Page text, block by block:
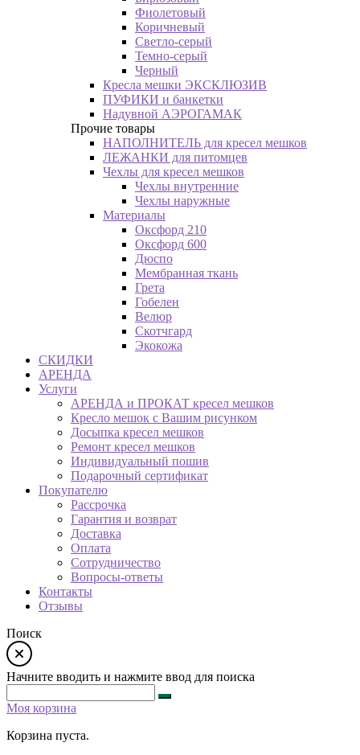
Фиолетовый
Коричневый
Светло-серый
Темно-серый
Черный
Кресла мешки ЭКСКЛЮЗИВ
ПУФИКИ и банкетки
Надувной АЭРОГАМАК
Прочие товары
НАПОЛНИТЕЛЬ для кресел мешков
ЛЕЖАНКИ для питомцев
Чехлы для кресел мешков
Чехлы внутренние
Чехлы наружные
Материалы
Оксфорд 210
Оксфорд 600
Дюспо
Мембранная ткань
Грета
Гобелен
Велюр
Скотчгард
Экокожа
СКИДКИ
АРЕНДА
Услуги
АРЕНДА и ПРОКАТ кресел мешков
Кресло мешок с Вашим рисунком
Досыпка кресел мешков
Ремонт кресел мешков
Индивидуальный пошив
Подарочный сертификат
Покупателю
Рассрочка
Гарантия и возврат
Доставка
Оплата
Сотрудничество
Вопросы-ответы
Контакты
Отзывы
Поиск
Начните вводить и нажмите ввод для поиска
Моя корзина
Корзина пуста.